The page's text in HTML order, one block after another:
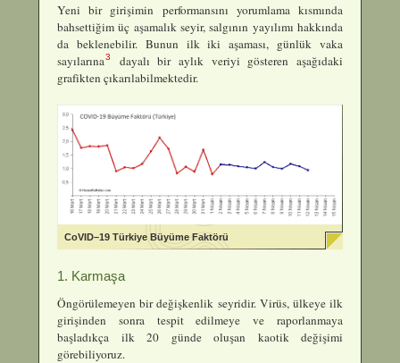
Yeni bir girişimin performansını yorumlama kısmında
bahsettiğim üç aşamalık seyir, salgının yayılımı hakkında
da beklenebilir. Bunun ilk iki aşaması, günlük vaka
sayılarına3
dayalı bir aylık veriyi gösteren aşağıdaki
grafikten çıkarılabilmektedir.
CoVID–19 Türkiye Büyüme Faktörü
1. Karmaşa
Öngörülemeyen bir değişkenlik seyridir. Virüs, ülkeye ilk
girişinden sonra tespit edilmeye ve raporlanmaya
başladıkça ilk 20 günde oluşan kaotik değişimi
görebiliyoruz.